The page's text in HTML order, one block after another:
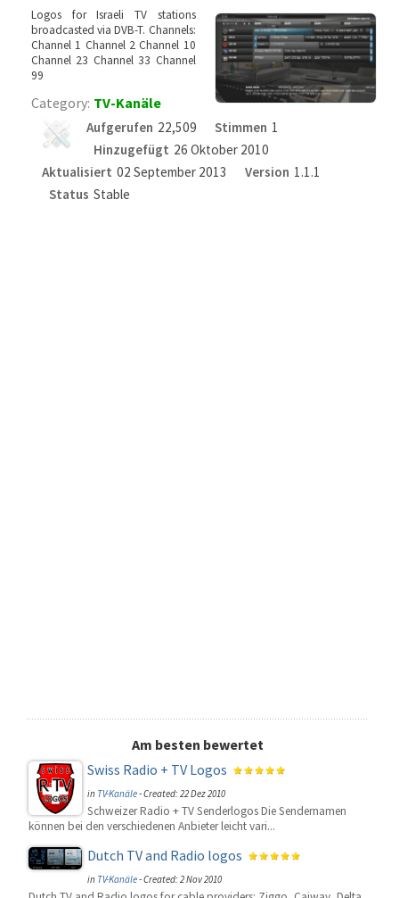
Logos for Israeli TV stations
broadcasted via DVB-T. Channels:
Channel 1 Channel 2 Channel 10
Channel 23 Channel 33 Channel
99
Category: TV-Kanäle
Aufgerufen 22,509 Stimmen 1
Hinzugefügt 26 Oktober 2010
Aktualisiert 02 September 2013 Version 1.1.1
Status Stable
Am besten bewertet
Swiss Radio + TV Logos
in TV-Kanäle-Created: 22 Dez 2010
Schweizer Radio + TV Senderlogos Die Sendernamen
können bei den verschiedenen Anbieter leicht vari...
Dutch TV and Radio logos
in TV-Kanäle-Created: 2 Nov 2010